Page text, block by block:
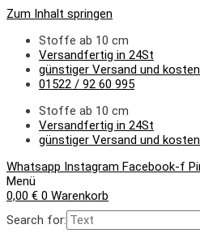
Zum Inhalt springen
Stoffe ab 10 cm
Versandfertig in 24St
günstiger Versand und
01522 / 92 60 995
Stoffe ab 10 cm
Versandfertig in 24St
günstiger Versand und
Whatsapp Instagram Facebook-f
Menü
0,00 € 0 Warenkorb
Search for: